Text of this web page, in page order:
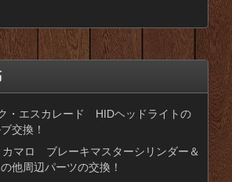
・エスカレード HIDヘッドライトの
交換！
カマロ ブレーキマスターシリンダー＆
他周辺パーツの交換！